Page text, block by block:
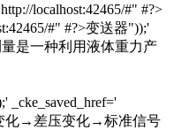
localhost:42465/#" #?>
#" #?>变送器"));'
量是一种利用液体重力产
变化→差压变化→标准信号